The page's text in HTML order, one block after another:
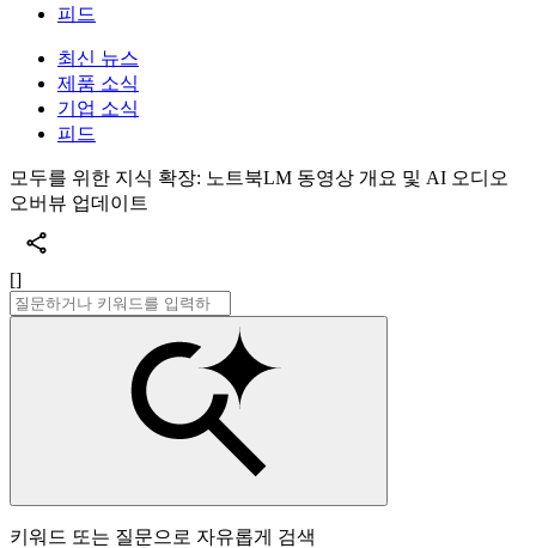
피드
최신 뉴스
제품 소식
기업 소식
피드
모두를 위한 지식 확장: 노트북LM 동영상 개요 및 AI 오디오
오버뷰 업데이트
[]
키워드 또는 질문으로 자유롭게 검색